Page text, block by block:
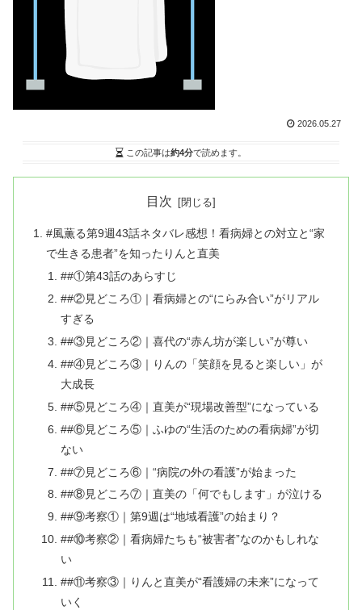
2026.05.27
この記事は約4分で読めます。
目次
#風薫る第9週43話ネタバレ感想！看病婦との対立と“家
で生きる患者”を知ったりんと直美
##①第43話のあらすじ
##②見どころ①｜看病婦との“にらみ合い”がリアル
すぎる
##③見どころ②｜喜代の“赤ん坊が楽しい”が尊い
##④見どころ③｜りんの「笑顔を見ると楽しい」が
大成長
##⑤見どころ④｜直美が“現場改善型”になっている
##⑥見どころ⑤｜ふゆの“生活のための看病婦”が切
ない
##⑦見どころ⑥｜“病院の外の看護”が始まった
##⑧見どころ⑦｜直美の「何でもします」が泣ける
##⑨考察①｜第9週は“地域看護”の始まり？
##⑩考察②｜看病婦たちも“被害者”なのかもしれな
い
##⑪考察③｜りんと直美が“看護婦の未来”になって
いく